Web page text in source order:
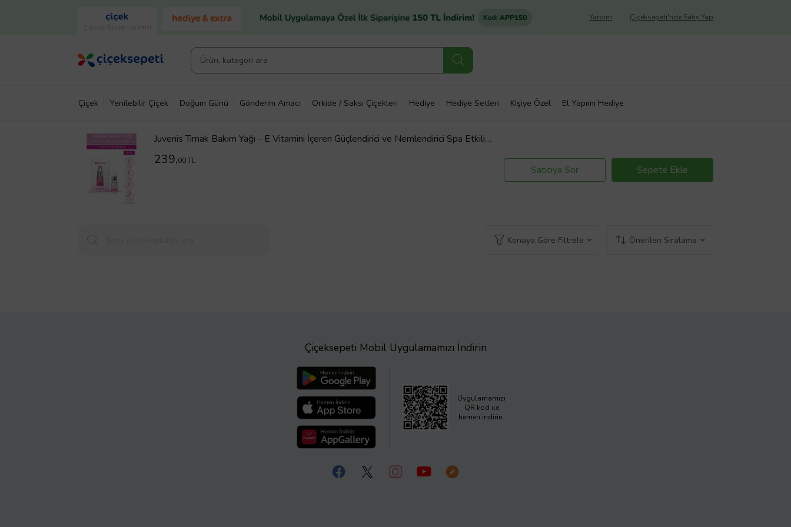
Çiçek ve Gurme Lezzetler
Çiçeksepeti'nde Satış Yap
Yardım
Çiçek Yenilebilir Çiçek Doğum Günü Gönderim Amacı Orkide / Saksı Çiçekleri Hediye Hediye Setleri Kişiye Özel El Yapımı Hediye
Juvenis Tırnak Bakım Yağı - E Vitamini İçeren Güçlendirici ve Nemlendirici Spa Etkili
Tırnak Bakım Yağı 10ml
239,00 TL
Satıcıya Sor Sepete Ekle
Konuya Göre Filtrele Önerilen Sıralama
Çiçeksepeti Mobil Uygulamamızı İndirin
Uygulamamızı
QR kod ile
hemen indirin.